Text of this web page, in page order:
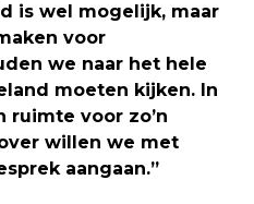
is wel mogelijk, maar
voor
we naar het hele
moeten kijken. In
ruimte voor zo’n
willen we met
aangaan.”